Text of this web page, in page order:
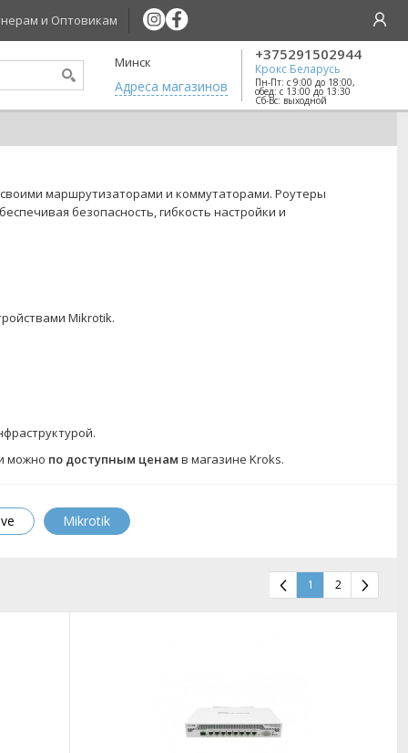
и Оптовикам
Минск
Aдреса магазинов
+375291502944
Крокс Беларусь
Пн-Пт: с 9:00 до 18:00,
обед: с 13:00 до 13:30
Сб-Вс: выходной
маршрутизаторами и коммутаторами. Роутеры
безопасность, гибкость настройки и
Mikrotik.
можно по доступным ценам в магазине Kroks.
Mikrotik
1 2